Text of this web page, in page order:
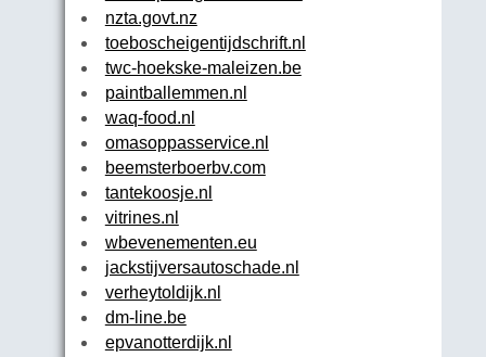
nzta.govt.nz
toeboscheigentijdschrift.nl
twc-hoekske-maleizen.be
paintballemmen.nl
waq-food.nl
omasoppasservice.nl
beemsterboerbv.com
tantekoosje.nl
vitrines.nl
wbevenementen.eu
jackstijversautoschade.nl
verheytoldijk.nl
dm-line.be
epvanotterdijk.nl